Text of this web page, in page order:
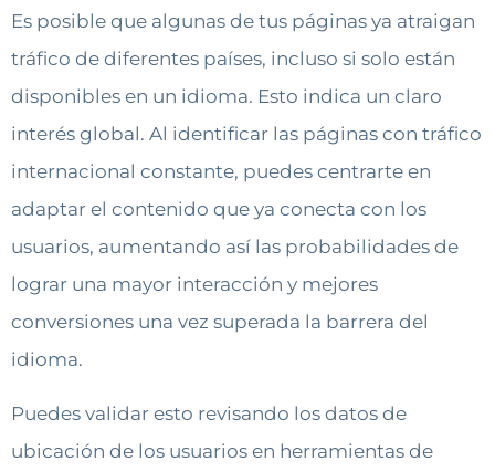
Es posible que algunas de tus páginas ya atraigan
tráfico de diferentes países, incluso si solo están
disponibles en un idioma. Esto indica un claro
interés global. Al identificar las páginas con tráfico
internacional constante, puedes centrarte en
adaptar el contenido que ya conecta con los
usuarios, aumentando así las probabilidades de
lograr una mayor interacción y mejores
conversiones una vez superada la barrera del
idioma.
Puedes validar esto revisando los datos de
ubicación de los usuarios en herramientas de